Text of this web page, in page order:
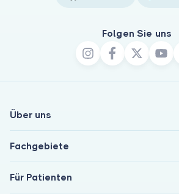
Folgen Sie uns
Über uns
Fachgebiete
Für Patienten